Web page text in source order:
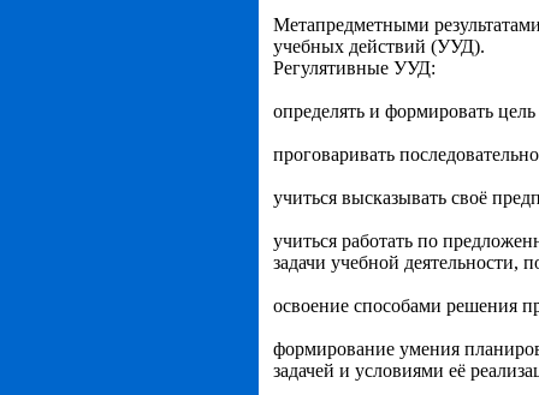
Метапредметными
учебных действий (УУД).
Регулятивные УУД:
определять и формировать
проговаривать
учиться высказывать своё
учиться работать по
задачи учебной деятельности,
освоение способами решения
формирование умения
задачей и условиями её